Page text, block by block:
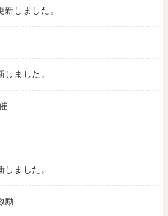
新しました。
ました。
ました。
励